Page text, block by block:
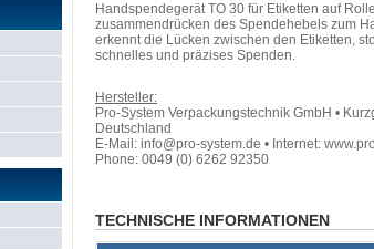
Handspendegerät TO 30 für Etiketten auf
zusammendrücken des Spendehebels zum
erkennt die Lücken zwischen den Etiketten,
schnelles und präzises Spenden.
Hersteller:
Pro-System Verpackungstechnik GmbH •
Deutschland
E-Mail: info@pro-system.de • Internet:
Phone: 0049 (0) 6262 92350
TECHNISCHE INFORMATIONEN